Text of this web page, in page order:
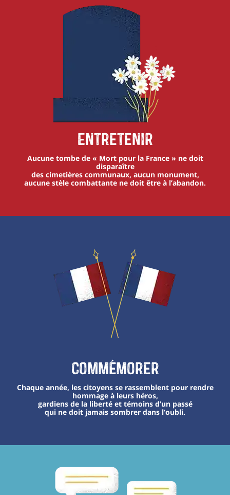
Entretenir
Aucune tombe de « Mort pour la France » ne doit
disparaître
des cimetières communaux, aucun monument,
aucune stèle combattante ne doit être à l’abandon.
Commémorer
Chaque année, les citoyens se rassemblent pour rendre
hommage à leurs héros,
gardiens de la liberté et témoins d’un passé
qui ne doit jamais sombrer dans l’oubli.